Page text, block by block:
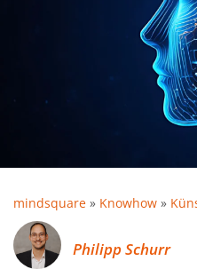
mindsquare » Knowhow »
Philipp Schurr